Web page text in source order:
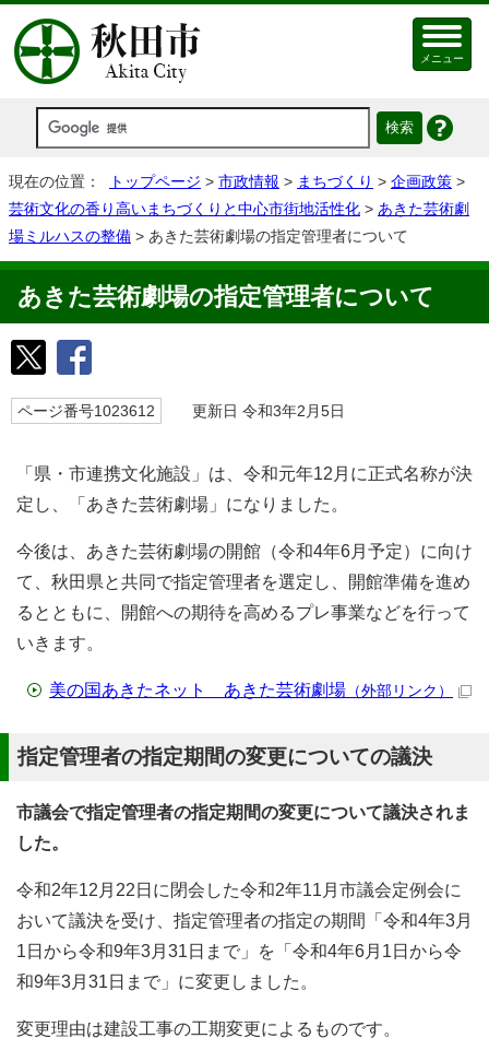
メニュー
現在の位置： トップページ > 市政情報 > まちづくり > 企画政策 >
芸術文化の香り高いまちづくりと中心市街地活性化 > あきた芸術劇
場ミルハスの整備 > あきた芸術劇場の指定管理者について
あきた芸術劇場の指定管理者について
ページ番号1023612 更新日 令和3年2月5日
「県・市連携文化施設」は、令和元年12月に正式名称が決
定し、「あきた芸術劇場」になりました。
今後は、あきた芸術劇場の開館（令和4年6月予定）に向け
て、秋田県と共同で指定管理者を選定し、開館準備を進め
るとともに、開館への期待を高めるプレ事業などを行って
いきます。
美の国あきたネット あきた芸術劇場 （外部リンク）
指定管理者の指定期間の変更についての議決
市議会で指定管理者の指定期間の変更について議決されま
した。
令和2年12月22日に閉会した令和2年11月市議会定例会に
おいて議決を受け、指定管理者の指定の期間「令和4年3月
1日から令和9年3月31日まで」を「令和4年6月1日から令
和9年3月31日まで」に変更しました。
変更理由は建設工事の工期変更によるものです。